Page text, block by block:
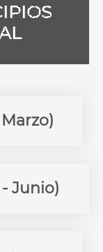
Junio)